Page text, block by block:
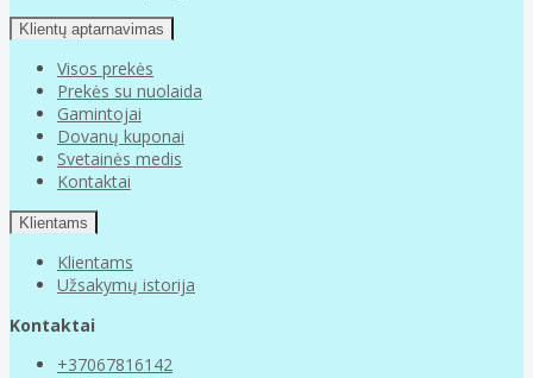
Klientų aptarnavimas
Visos prekės
Prekės su nuolaida
Gamintojai
Dovanų kuponai
Svetainės medis
Kontaktai
Klientams
Klientams
Užsakymų istorija
Kontaktai
+37067816142